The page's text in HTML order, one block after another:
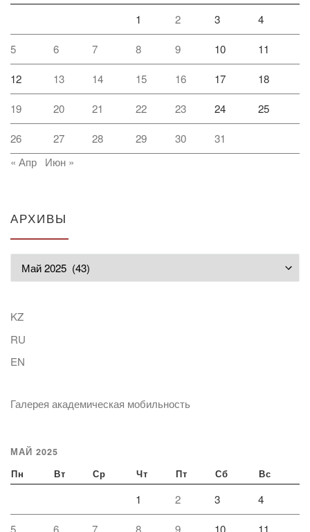
1 2 3 4
5 6 7 8 9 10 11
12 13 14 15 16 17 18
19 20 21 22 23 24 25
26 27 28 29 30
31
« Апр
Июн »
АРХИВЫ
KZ
RU
EN
Галерея академическая мобильность
МАЙ 2025
Пн Вт Ср Чт Пт Сб Вс
1 2 3 4
5 6 7 8 9 10 11